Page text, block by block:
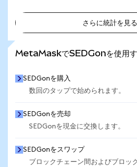
さらに統計を見る
MetaMaskでSEDGonを使用す
SEDGonを購入
数回のタップで始められます。
SEDGonを売却
SEDGonを現金に交換します。
SEDGonをスワップ
ブロックチェーン間およびブロッ